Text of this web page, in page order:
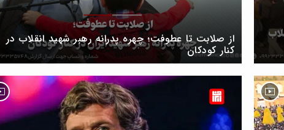
از صلابت تا عطوفت؛ چهره پدرانه رهبر شهید انقلاب در
کنار کودکان